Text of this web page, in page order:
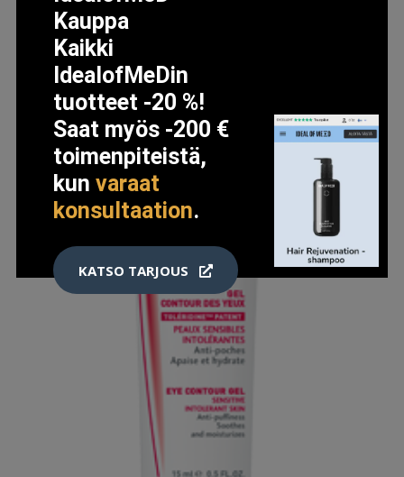
Kauppa
Kaikki
IdealofMeDin
tuotteet -20 %!
Saat myös -200 €
toimenpiteistä,
kunvaraat
konsultaation.
KATSO TARJOUS